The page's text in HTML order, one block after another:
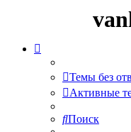
Темы без
Активные
Поиск